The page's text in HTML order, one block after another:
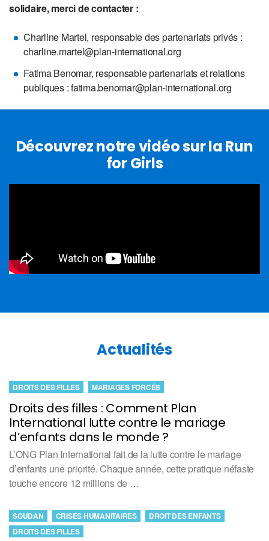
solidaire, merci de contacter :
Charline Martel, responsable des partenariats privés :
charline.martel@plan-international.org
Fatima Benomar, responsable partenariats et relations
publiques : fatima.benomar@plan-international.org
Découvrez notre vidéo sur la Run
for Girls
Actualités
Droits des filles : Comment Plan
International lutte contre le mariage
d’enfants dans le monde ?
DROITS DES FILLES MARIAGES FORCÉS
L’ONG Plan International fait de la lutte contre le mariage
d’enfants une priorité. Chaque année, cette pratique néfaste
touche encore 12 millions de …
SOUDAN CRISES HUMANITAIRES
DROIT DES ENFANTS
DROITS DES FILLES